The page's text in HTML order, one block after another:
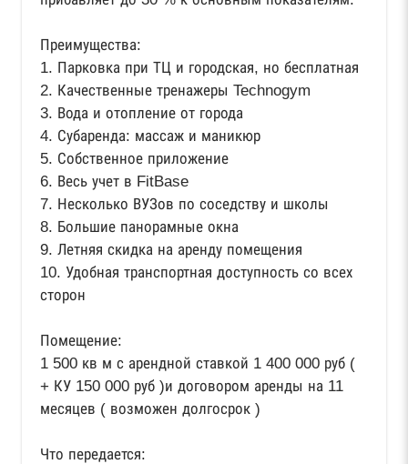
Преимущества:
1. Парковка при ТЦ и городская, но бесплатная
2. Качественные тренажеры Technogym
3. Вода и отопление от города
4. Субаренда: массаж и маникюр
5. Собственное приложение
6. Весь учет в FitBase
7. Несколько ВУЗов по соседству и школы
8. Большие панорамные окна
9. Летняя скидка на аренду помещения
10. Удобная транспортная доступность со всех
сторон
Помещение:
1 500 кв м с арендной ставкой 1 400 000 руб (
+ КУ 150 000 руб )и договором аренды на 11
месяцев ( возможен долгосрок )
Что передается: